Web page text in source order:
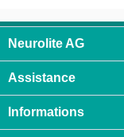
Neurolite AG
Assistance
Informations